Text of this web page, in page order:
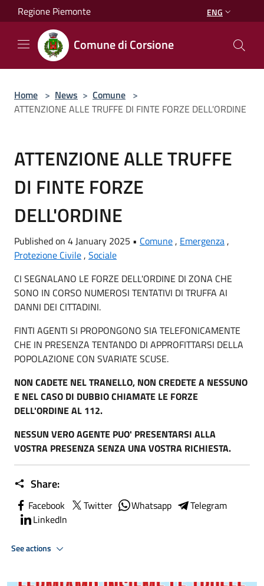
Salta al contenuto principale
Regione Piemonte ENG
Comune di Corsione
Home > News > Comune >
ATTENZIONE ALLE TRUFFE DI FINTE FORZE DELL'ORDINE
ATTENZIONE ALLE TRUFFE
DI FINTE FORZE
DELL'ORDINE
Published on 4 January 2025 • Comune, Emergenza,
Protezione Civile, Sociale
CI SEGNALANO LE FORZE DELL'ORDINE DI ZONA CHE
SONO IN CORSO NUMEROSI TENTATIVI DI TRUFFA AI
DANNI DEI CITTADINI.
FINTI AGENTI SI PROPONGONO SIA TELEFONICAMENTE
CHE IN PRESENZA TENTANDO DI APPROFITTARSI DELLA
POPOLAZIONE CON SVARIATE SCUSE.
NON CADETE NEL TRANELLO, NON CREDETE A NESSUNO
E NEL CASO DI DUBBIO CHIAMATE LE FORZE
DELL'ORDINE AL 112.
NESSUN VERO AGENTE PUO' PRESENTARSI ALLA
VOSTRA PRESENZA SENZA UNA VOSTRA RICHIESTA.
Share:
Facebook Twitter Whatsapp
Telegram
LinkedIn
See actions